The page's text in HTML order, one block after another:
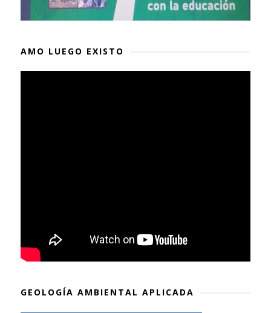
AMO LUEGO EXISTO
GEOLOGÍA AMBIENTAL APLICADA